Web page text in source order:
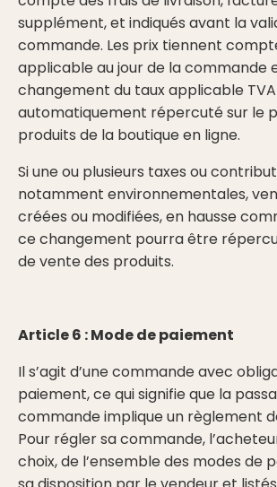
supplément, et indiqués avant la
commande. Les prix tiennent
applicable au jour de la commande
changement du taux applicable
automatiquement répercuté sur le
produits de la boutique en ligne.
Si une ou plusieurs taxes ou
notamment environnementales,
créées ou modifiées, en hausse
ce changement pourra être
de vente des produits.
Article 6 : Mode de paiement
Il s’agit d’une commande avec
paiement, ce qui signifie que la
commande implique un règlement
Pour régler sa commande,
choix, de l’ensemble des modes de